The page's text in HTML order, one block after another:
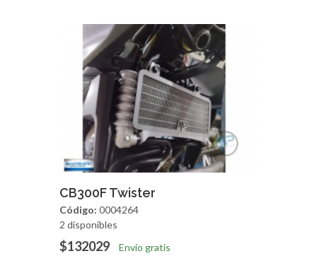
Agregar
CB300F Twister
Código: 0004264
2 disponibles
$132029 Envío gratis